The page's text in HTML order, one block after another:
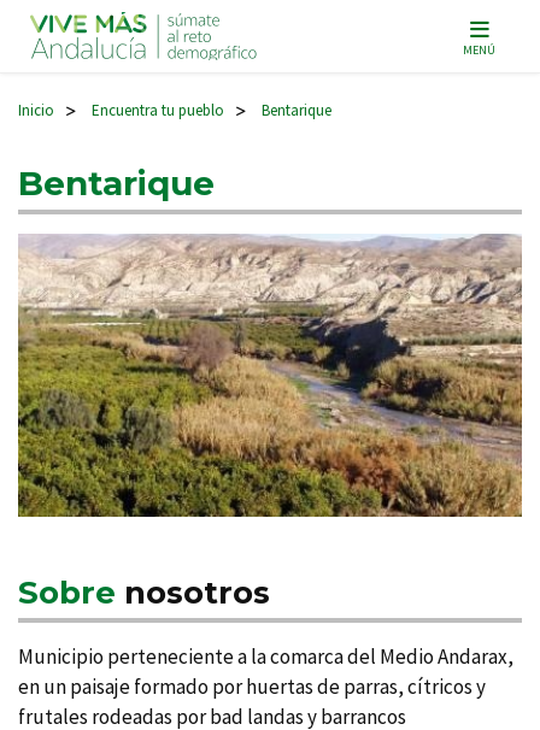
Navegación principal MENÚ
Inicio > Encuentra tu pueblo > Bentarique
Bentarique
Sobre nosotros
Municipio perteneciente a la comarca del Medio Andarax,
en un paisaje formado por huertas de parras, cí­tricos y
frutales rodeadas por bad landas y barrancos